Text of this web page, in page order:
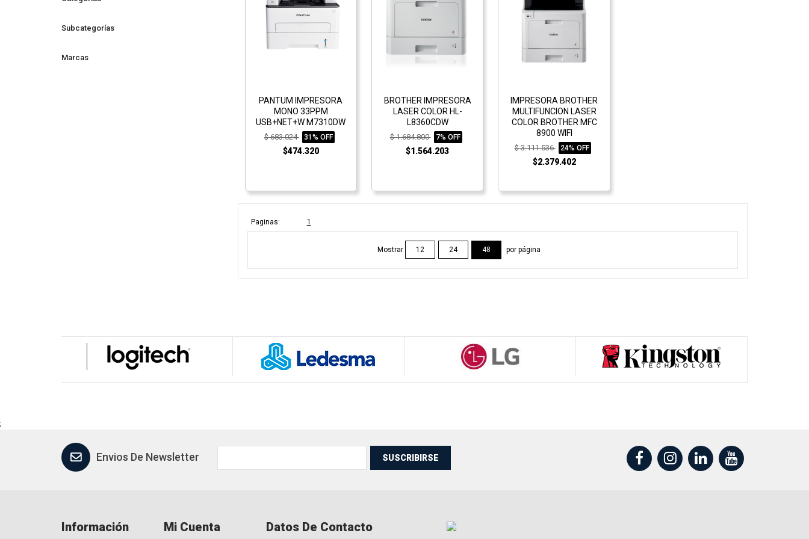
Subcategorías
Marcas
PANTUM IMPRESORA
MONO 33PPM
USB+NET+W M7310DW
$ 683.024 31% OFF
$474.320
BROTHER IMPRESORA
LASER COLOR HL-
L8360CDW
$ 1.684.800 7% OFF
$1.564.203
IMPRESORA BROTHER
MULTIFUNCION LASER
COLOR BROTHER MFC
8900 WIFI
$ 3.111.536 24% OFF
$2.379.402
Paginas: 1
Mostrar 12 24 48 por página
;
Envios De Newsletter SUSCRIBIRSE
Información Mi Cuenta Datos De Contacto